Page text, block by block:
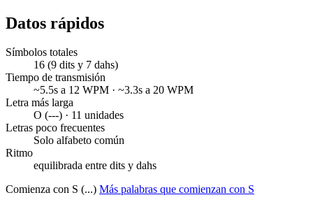
Datos rápidos
Símbolos totales
16 (9 dits y 7 dahs)
Tiempo de transmisión
~5.5s a 12 WPM · ~3.3s a 20 WPM
Letra más larga
O (---) · 11 unidades
Letras poco frecuentes
Solo alfabeto común
Ritmo
equilibrada entre dits y dahs
Comienza con S (...) Más palabras que comienzan con S